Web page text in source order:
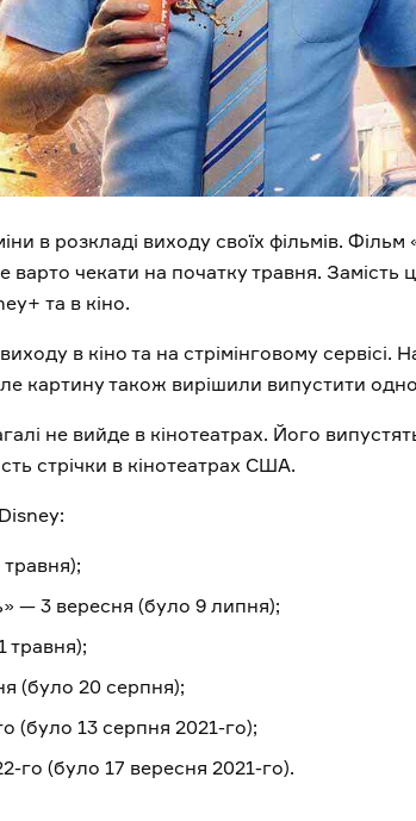
в розкладі виходу своїх фільмів.
варто чекати на початку травня.
та в кіно.
в кіно та на стрімінговому
картину також вирішили випустити
не вийде в кінотеатрах. Його
стрічки в кінотеатрах США.
— 3 вересня (було 9 липня);
травня);
(було 20 серпня);
(було 13 серпня 2021-го);
го (було 17 вересня 2021-го).